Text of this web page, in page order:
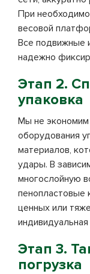
При
весовой
Все подвижные
надежно
Этап 2.
упаковка
Мы не экономим
оборудования
материалов,
удары. В
многослойную
пенопластовые
ценных или
Этап 3.
погрузка